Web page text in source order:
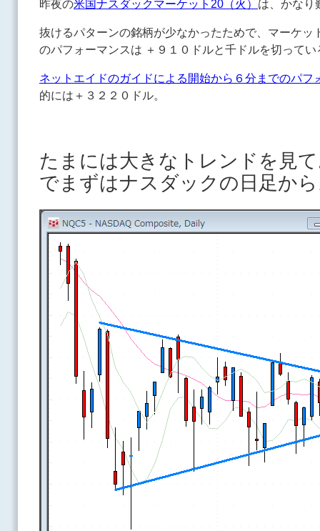
昨夜の米国ナスダックマーケット20（火） は、かなり
抜けるパターンの銘柄が少なかったためで、マーケ
のパフォーマンスは ＋９１０ドルと千ドルを切ってい
ネットエイドのガイドによる開始から６分までのパフ
的には＋３２２０ドル。
たまには大きなトレンドを見
でまずはナスダックの日足か